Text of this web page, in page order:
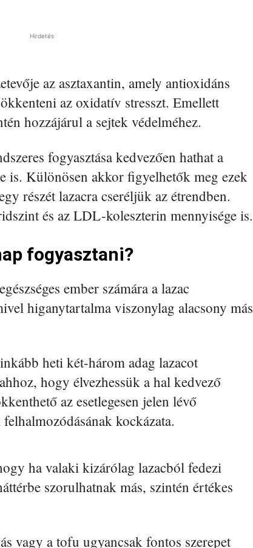
Hirdetés
az asztaxantin, amely antioxidáns
az oxidatív stresszt. Emellett
hozzájárul a sejtek védelméhez.
fogyasztása kedvezően hathat a
is. Különösen akkor figyelhetők meg ezek
részét lazacra cseréljük az étrendben.
és az LDL-koleszterin mennyisége is.
fogyasztani?
ember számára a lazac
higanytartalma viszonylag alacsony más
heti két-három adag lazacot
hogy élvezhessük a hal kedvező
az esetlegesen jelen lévő
kockázata.
ha valaki kizárólag lazacból fedezi
szorulhatnak más, szintén értékes
vagy a tofu ugyancsak fontos szerepet